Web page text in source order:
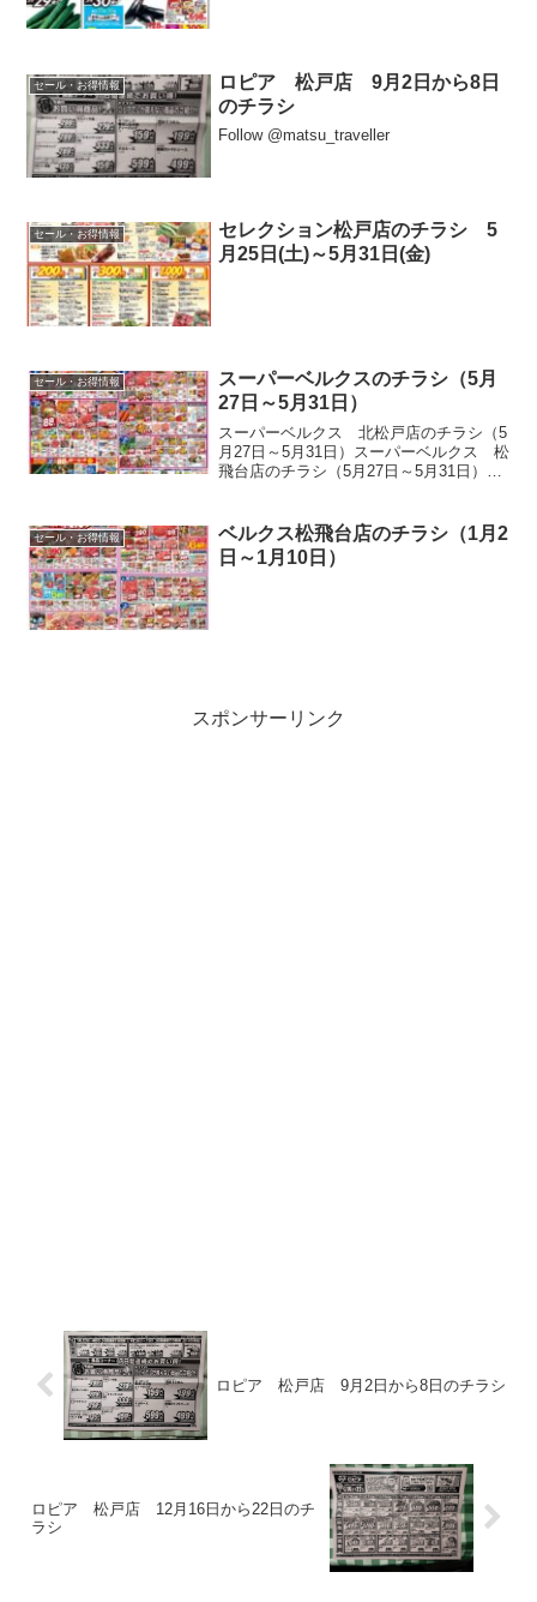
セール・お得情報
ロピア 松戸店 9月2日から8日
のチラシ
Follow @matsu_traveller
セール・お得情報
セレクション松戸店のチラシ 5
月25日(土)～5月31日(金)
セール・お得情報
スーパーベルクスのチラシ（5月
27日～5月31日）
スーパーベルクス 北松戸店のチラシ（5
月27日～5月31日）スーパーベルクス 松
飛台店のチラシ（5月27日～5月31日）ス
店のチラシ（5月27日～5月31日）ス...
セール・お得情報
ベルクス松飛台店のチラシ（1月2
日～1月10日）
スポンサーリンク
ロピア 松戸店 9月2日から8日のチラシ
ロピア 松戸店 12月16日から22日のチ
ラシ